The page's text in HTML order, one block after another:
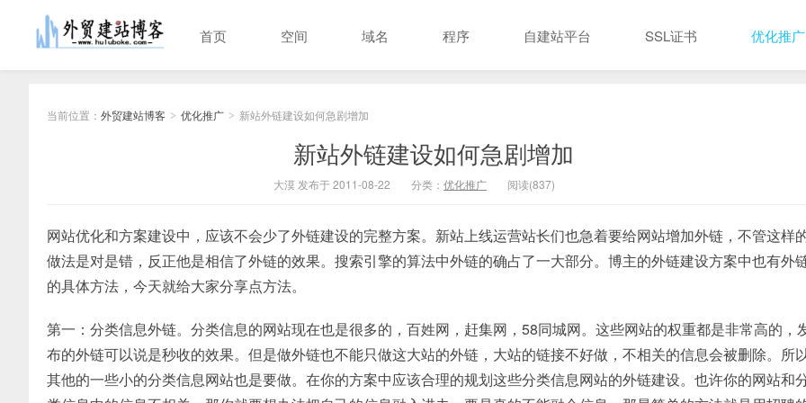
首页 空间 域名 程序 自建站平台 SSL证书 优化推广
当前位置： 外贸建站博客 > 优化推广 > 新站外链建设如何急剧增加
新站外链建设如何急剧增加
大漠 发布于 2011-08-22 分类： 优化推广 阅读(837)
网站优化和方案建设中，应该不会少了外链建设的完整方案。新站上线运营站长们也急着要给网站增加外链，不管这样
做法是对是错，反正他是相信了外链的效果。搜索引擎的算法中外链的确占了一大部分。博主的外链建设方案中也有外
的具体方法，今天就给大家分享点方法。
第一：分类信息外链。分类信息的网站现在也是很多的，百姓网，赶集网，58同城网。这些网站的权重都是非常高的，
布的外链可以说是秒收的效果。但是做外链也不能只做这大站的外链，大站的链接不好做，不相关的信息会被删除。所
其他的一些小的分类信息网站也是要做。在你的方案中应该合理的规划这些分类信息网站的外链建设。也许你的网站和